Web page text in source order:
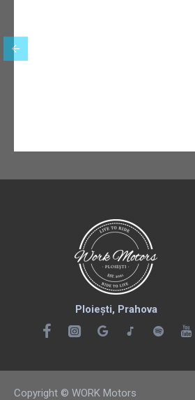
Ploiești, Prahova
Copyright © WORK Motors